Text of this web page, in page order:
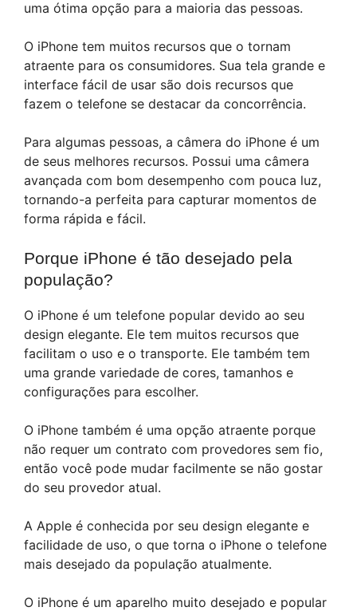
uma ótima opção para a maioria das pessoas.
O iPhone tem muitos recursos que o tornam
atraente para os consumidores. Sua tela grande e
interface fácil de usar são dois recursos que
fazem o telefone se destacar da concorrência.
Para algumas pessoas, a câmera do iPhone é um
de seus melhores recursos. Possui uma câmera
avançada com bom desempenho com pouca luz,
tornando-a perfeita para capturar momentos de
forma rápida e fácil.
Porque iPhone é tão desejado pela
população?
O iPhone é um telefone popular devido ao seu
design elegante. Ele tem muitos recursos que
facilitam o uso e o transporte. Ele também tem
uma grande variedade de cores, tamanhos e
configurações para escolher.
O iPhone também é uma opção atraente porque
não requer um contrato com provedores sem fio,
então você pode mudar facilmente se não gostar
do seu provedor atual.
A Apple é conhecida por seu design elegante e
facilidade de uso, o que torna o iPhone o telefone
mais desejado da população atualmente.
O iPhone é um aparelho muito desejado e popular